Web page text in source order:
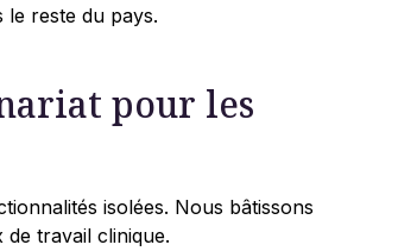
le reste du pays.
pour les
isolées. Nous bâtissons
travail clinique.